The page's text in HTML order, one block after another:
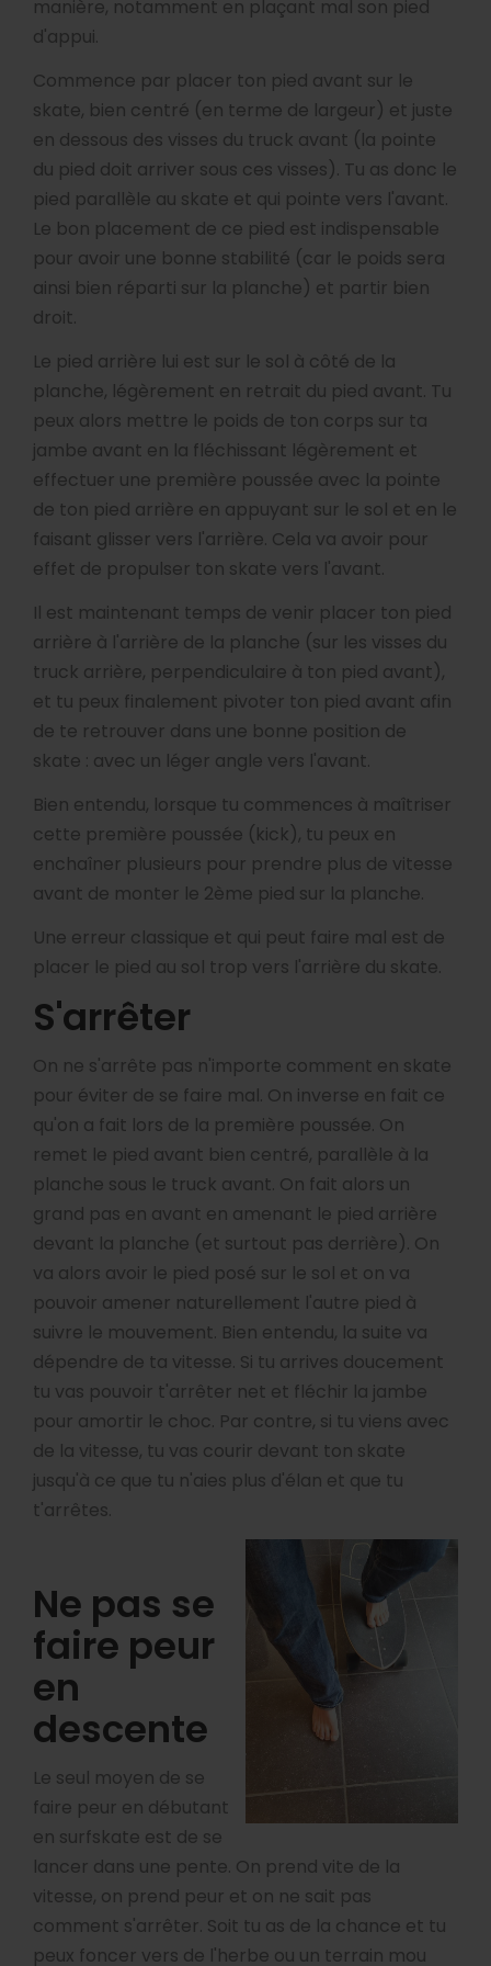
manière, notamment en plaçant mal son pied
d'appui.
Commence par placer ton pied avant sur le
skate, bien centré (en terme de largeur) et juste
en dessous des visses du truck avant (la pointe
du pied doit arriver sous ces visses). Tu as donc le
pied parallèle au skate et qui pointe vers l'avant.
Le bon placement de ce pied est indispensable
pour avoir une bonne stabilité (car le poids sera
ainsi bien réparti sur la planche) et partir bien
droit.
Le pied arrière lui est sur le sol à côté de la
planche, légèrement en retrait du pied avant. Tu
peux alors mettre le poids de ton corps sur ta
jambe avant en la fléchissant légèrement et
effectuer une première poussée avec la pointe
de ton pied arrière en appuyant sur le sol et en le
faisant glisser vers l'arrière. Cela va avoir pour
effet de propulser ton skate vers l'avant.
Il est maintenant temps de venir placer ton pied
arrière à l'arrière de la planche (sur les visses du
truck arrière, perpendiculaire à ton pied avant),
et tu peux finalement pivoter ton pied avant afin
de te retrouver dans une bonne position de
skate : avec un léger angle vers l'avant.
Bien entendu, lorsque tu commences à maîtriser
cette première poussée (kick), tu peux en
enchaîner plusieurs pour prendre plus de vitesse
avant de monter le 2ème pied sur la planche.
Une erreur classique et qui peut faire mal est de
placer le pied au sol trop vers l'arrière du skate.
S'arrêter
On ne s'arrête pas n'importe comment en skate
pour éviter de se faire mal. On inverse en fait ce
qu'on a fait lors de la première poussée. On
remet le pied avant bien centré, parallèle à la
planche sous le truck avant. On fait alors un
grand pas en avant en amenant le pied arrière
devant la planche (et surtout pas derrière). On
va alors avoir le pied posé sur le sol et on va
pouvoir amener naturellement l'autre pied à
suivre le mouvement. Bien entendu, la suite va
dépendre de ta vitesse. Si tu arrives doucement
tu vas pouvoir t'arrêter net et fléchir la jambe
pour amortir le choc. Par contre, si tu viens avec
de la vitesse, tu vas courir devant ton skate
jusqu'à ce que tu n'aies plus d'élan et que tu
t'arrêtes.
Ne pas se
faire peur
en
descente
Le seul moyen de se
faire peur en débutant
en surfskate est de se
lancer dans une pente. On prend vite de la
vitesse, on prend peur et on ne sait pas
comment s'arrêter. Soit tu as de la chance et tu
peux foncer vers de l'herbe ou un terrain mou